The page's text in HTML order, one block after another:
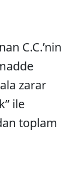
C.C.’nin
zarar
ile
toplam